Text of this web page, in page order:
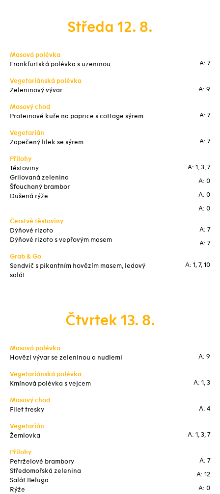
Středa 12. 8.
Masová polévka
Frankfurtská polévka s uzeninou
A: 7
Vegetariánská polévka
Zeleninový vývar
A: 9
Masový chod
Proteinové kuře na paprice s cottage sýrem
A: 7
Vegetarián
Zapečený lilek se sýrem
A: 7
Přílohy
Těstoviny
Grilovaná zelenina
Šťouchaný brambor
Dušená rýže
A: 1, 3, 7
A: 0
A: 0
A: 0
Čerstvé těstoviny
Dýňové rizoto
Dýňové rizoto s vepřovým masem
A: 7
A: 7
Grab & Go
Sendvič s pikantním hovězím masem, ledový
salát
A: 1, 7, 10
Čtvrtek 13. 8.
Masová polévka
Hovězí vývar se zeleninou a nudlemi
A: 9
Vegetariánská polévka
Kmínová polévka s vejcem
A: 1, 3
Masový chod
Filet tresky
A: 4
Vegetarián
Žemlovka
A: 1, 3, 7
Přílohy
Petrželové brambory
Středomořská zelenina
Salát Beluga
Rýže
A: 7
A: 12
A: 0